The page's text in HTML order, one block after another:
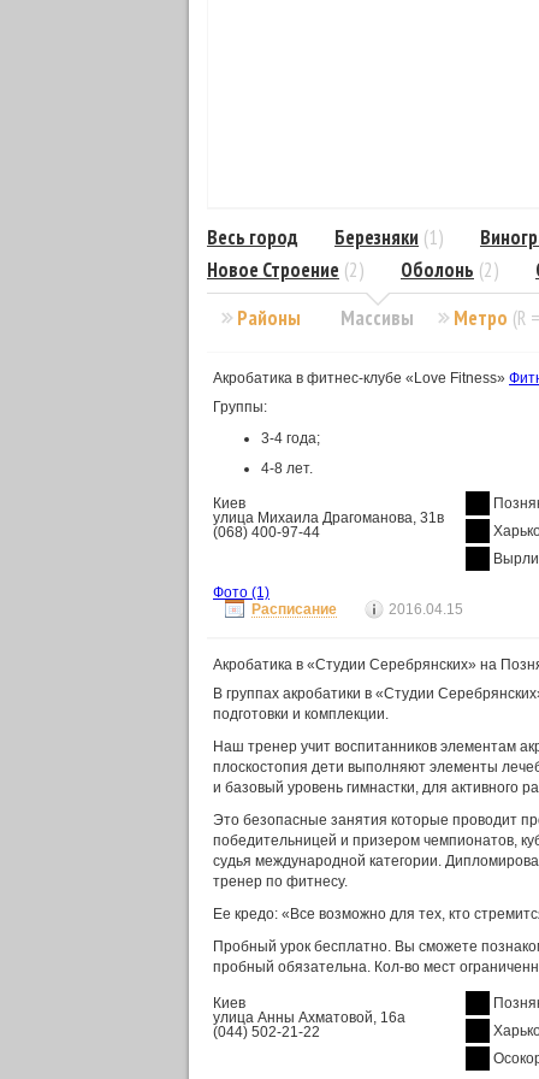
Районы Массивы
Весь город Березняки (1)
Новое Строение (2) Оболонь (2)
Метро (R
Акробатика в фитнес-клубе «Love Fitness»
Группы:
3-4 года;
4-8 лет.
Киев
улица Михаила Драгоманова, 31в
(068) 400-97-44
Фото (1)
Расписание
2016.04.15
Акробатика в «Студии Серебрянских» на
В группах акробатики в «Студии
подготовки и комплекции.
Наш тренер учит воспитанников элементам
плоскостопия дети выполняют элементы
и базовый уровень гимнастки, для активного
Это безопасные занятия которые проводит
победительницей и призером чемпионатов,
судья международной категории.
тренер по фитнесу.
Ее кредо: «Все возможно для тех, кто
Пробный урок бесплатно. Вы сможете
пробный обязательна. Кол-во мест
Киев
улица Анны Ахматовой, 16а
(044) 502-21-22